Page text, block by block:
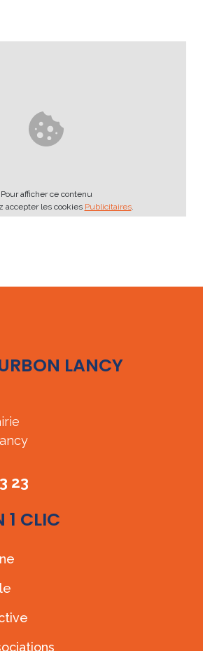
Pour afficher ce contenu
accepter les cookies Publicitaires.
LANCY
23
1 CLIC